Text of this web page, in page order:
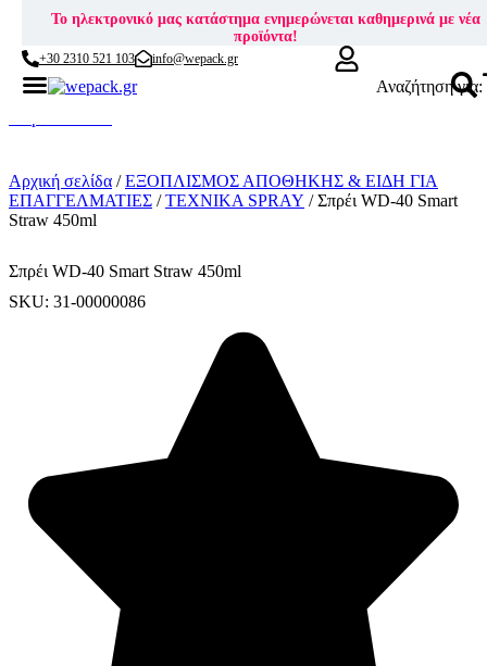
Το ηλεκτρονικό μας κατάστημα ενημερώνεται καθημερινά με νέα
προϊόντα!
+30 2310 521 103 info@wepack.gr
Αναζήτηση για:
Αρχική σελίδα /ΕΞΟΠΛΙΣΜΟΣ ΑΠΟΘΗΚΗΣ & ΕΙΔΗ ΓΙΑ
ΕΠΑΓΓΕΛΜΑΤΙΕΣ /ΤΕΧΝΙΚΑ SPRAY / Σπρέι WD-40 Smart
Straw 450ml
Σπρέι WD-40 Smart Straw 450ml
SKU: 31-00000086